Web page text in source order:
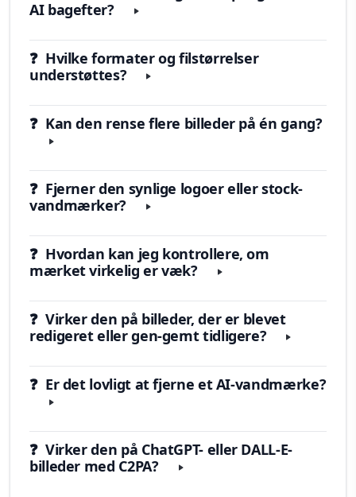
AI bagefter?
❓ Hvilke formater og filstørrelser
understøttes?
❓ Kan den rense flere billeder på én gang?
❓ Fjerner den synlige logoer eller stock-
vandmærker?
❓ Hvordan kan jeg kontrollere, om
mærket virkelig er væk?
❓ Virker den på billeder, der er blevet
redigeret eller gen-gemt tidligere?
❓ Er det lovligt at fjerne et AI-vandmærke?
❓ Virker den på ChatGPT- eller DALL-E-
billeder med C2PA?